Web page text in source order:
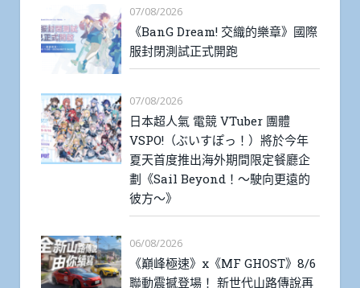
07/08/2026
《BanG Dream! 交織的樂章》國際
服封閉測試正式開跑
07/08/2026
日本超人氣 電競 VTuber 團體
VSPO!（ぶいすぽっ！）將於今年
夏天首度推出海外期間限定餐廳企
劃《Sail Beyond！～駛向更遠的
彼方～》
06/08/2026
《巔峰極速》x《MF GHOST》8/6
聯動震撼登場！ 新世代山路傳說再